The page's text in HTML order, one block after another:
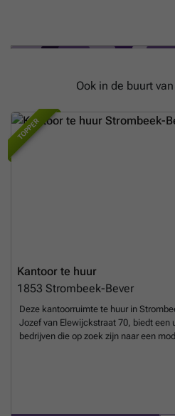
Ook in de buurt
TOPPER
Kantoor te huur
1853 Strombeek-Bever
Deze kantoorruimte te huur in
Jozef van Elewijckstraat 70, biedt een
bedrijven die op zoek zijn naar een
toegang tot een privétuin. Verder is er
doorgangshal van ongeveer 12 m²